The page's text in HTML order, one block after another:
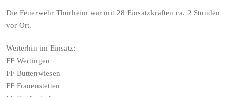
Die Feuerwehr Thürheim war mit 28 Einsatzkräften ca. 2 Stunden
vor Ort.
Weiterhin im Einsatz:
FF Wertingen
FF Buttenwiesen
FF Frauenstetten